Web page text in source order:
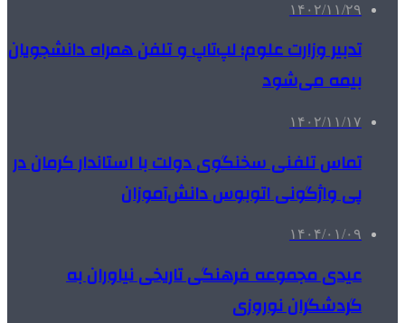
۱۴۰۲/۱۱/۲۹
تدبیر وزارت علوم؛ لپ‌تاپ و تلفن همراه دانشجویان
بیمه می‌شود
۱۴۰۲/۱۱/۱۷
تماس تلفنی سخنگوی دولت با استاندار کرمان در
پی واژگونی اتوبوس دانش‌آموزان
۱۴۰۴/۰۱/۰۹
عیدی مجموعه فرهنگی تاریخی نیاوران به
گردشگران نوروزی